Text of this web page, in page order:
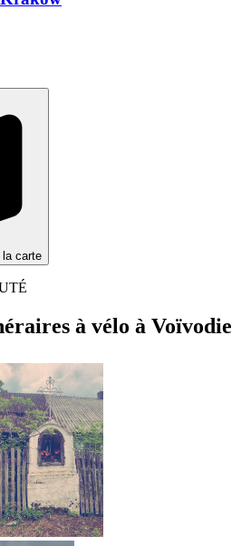
la carte
à vélo à Voïvodie